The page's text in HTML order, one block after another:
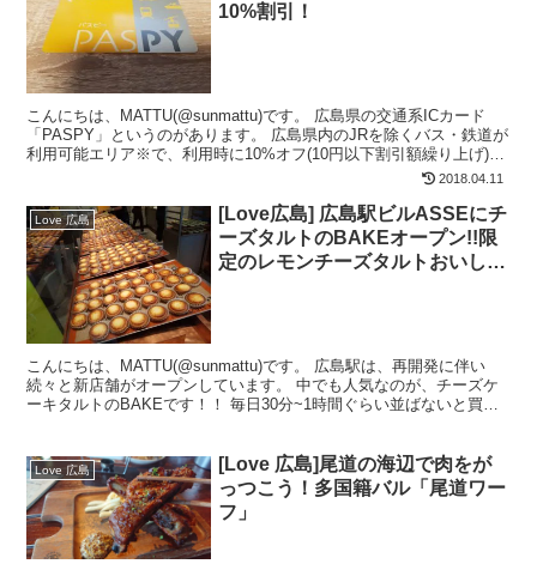
10%割引！
こんにちは、MATTU(@sunmattu)です。 広島県の交通系ICカード
「PASPY」というのがあります。 広島県内のJRを除くバス・鉄道が
利用可能エリア※で、利用時に10%オフ(10円以下割引額繰り上げ)な
2018.04.11
Love 広島
[Love広島] 広島駅ビルASSEにチ
ーズタルトのBAKEオープン!!限
定のレモンチーズタルトおいしす
こんにちは、MATTU(@sunmattu)です。 広島駅は、再開発に伴い
続々と新店舗がオープンしています。 中でも人気なのが、チーズケ
ーキタルトのBAKEです！！ 毎日30分~1時間ぐらい並ばないと買え
Love 広島
[Love 広島]尾道の海辺で肉をが
っつこう！多国籍バル「尾道ワー
フ」